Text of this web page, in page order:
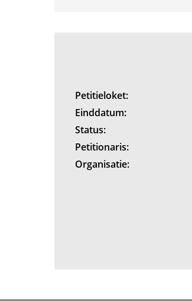
Petitieloket:
Einddatum:
Status:
Petitionaris:
Organisatie: